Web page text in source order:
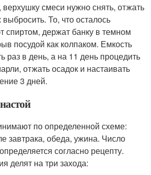
верхушку смеси нужно снять, отжать
То, что осталось
спиртом, держат банку в темном
посудой как колпаком. Емкость
раз в день, а на 11 день процедить
отжать осадок и настаивать
3 дней.
по определенной схеме:
завтрака, обеда, ужина. Число
согласно рецепту.
делят на три захода: